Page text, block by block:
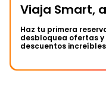
Viaja Smart,
Haz tu primera
desbloquea ofertas y
descuentos